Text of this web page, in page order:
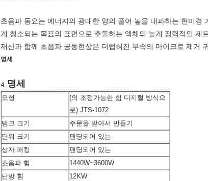
초음파 동요는 에너지의 광대한 양의 풀어 놓을 내파하는 현미
게 청소되는 목표의 표면으로 추돌하는 액체의 높게 정력적인
재산과 함께 초음파 공동현상은 더럽혀진 부속의 마이크로 제거
명세
4. 명세
모형
(의 조정가능한 힘 디지털 방식으
로) JTS-1072
탱크 크기
주문을 받아서 만들기
단위 크기
팬딩되어 있는
상자 패킹
팬딩되어 있는
초음파 힘
1440W~3600W
난방 힘
12KW